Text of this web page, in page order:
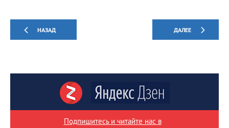
НАЗАД ДАЛЕЕ
Подпишитесь и читайте нас в